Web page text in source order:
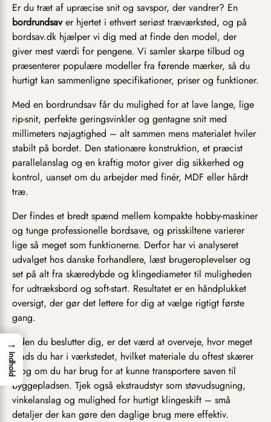
Er du træt af upræcise snit og savspor, der vandrer? En
bordrundsaver hjertet i ethvert seriøst træværksted, og på
bordsav.dk hjælper vi dig med at finde den model, der
giver mest værdi for pengene. Vi samler skarpe tilbud og
præsenterer populære modeller fra førende mærker, så du
hurtigt kan sammenligne specifikationer, priser og funktioner.
Med en bordrundsav får du mulighed for at lave lange, lige
rip-snit, perfekte geringsvinkler og gentagne snit med
millimeters nøjagtighed – alt sammen mens materialet hviler
stabilt på bordet. Den stationære konstruktion, et præcist
parallelanslag og en kraftig motor giver dig sikkerhed og
kontrol, uanset om du arbejder med finér, MDF eller hårdt
træ.
Der findes et bredt spænd mellem kompakte hobby-maskiner
og tunge professionelle bordsave, og prisskiltene varierer
lige så meget som funktionerne. Derfor har vi analyseret
udvalget hos danske forhandlere, læst brugeroplevelser og
set på alt fra skæredybde og klingediameter til muligheden
for udtræksbord og soft-start. Resultatet er en håndplukket
oversigt, der gør det lettere for dig at vælge rigtigt første
gang.
Inden du beslutter dig, er det værd at overveje, hvor meget
plads du har i værkstedet, hvilket materiale du oftest skærer
i, og om du har brug for at kunne transportere saven til
byggepladsen. Tjek også ekstraudstyr som støvudsugning,
vinkelanslag og mulighed for hurtigt klingeskift – små
detaljer der kan gøre den daglige brug mere effektiv.
→
Indhold